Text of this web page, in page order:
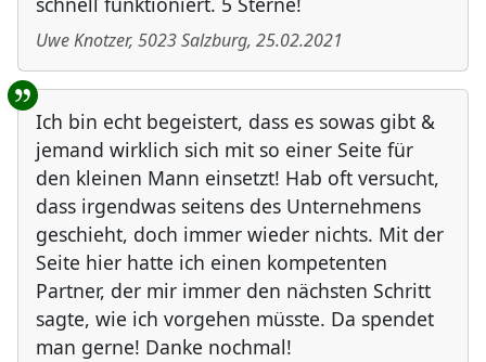
Uwe Knotzer, 5023Salzburg, 25.02.2021
Ich bin echt begeistert, dass es sowas gibt &
jemand wirklich sich mit so einer Seite für
den kleinen Mann einsetzt! Hab oft versucht,
dass irgendwas seitens des Unternehmens
geschieht, doch immer wieder nichts. Mit der
Seite hier hatte ich einen kompetenten
Partner, der mir immer den nächsten Schritt
sagte, wie ich vorgehen müsste. Da spendet
man gerne! Danke nochmal!